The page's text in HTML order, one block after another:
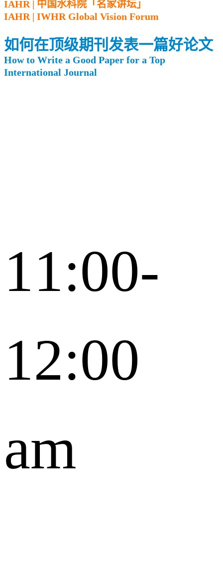
IAHR | 中国水科院「名家讲坛」
IAHR | IWHR Global Vision Forum
如何在顶级期刊发表一篇好论文
How to Write a Good Paper for a Top
International Journal
11:00-
12:00
am